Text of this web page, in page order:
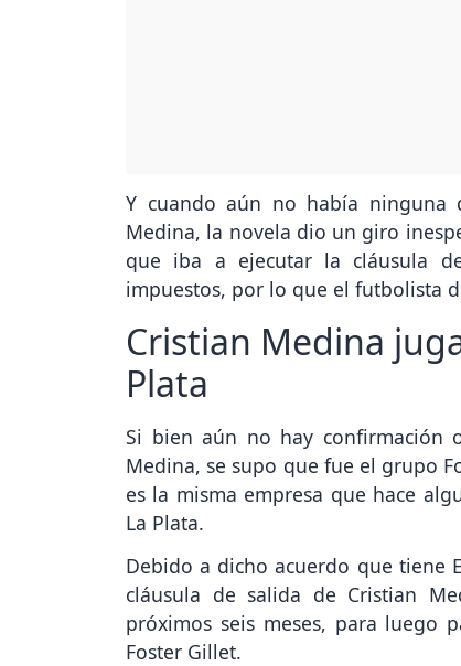
Y cuando aún no había
Medina, la novela dio un giro
que iba a ejecutar la cláusula
impuestos, por lo que el futbolista
Cristian Medina
Plata
Si bien aún no hay confirmación
Medina, se supo que fue el grupo
es la misma empresa que hace
La Plata.
Debido a dicho acuerdo que tiene
cláusula de salida de Cristian
próximos seis meses, para luego
Foster Gillet.